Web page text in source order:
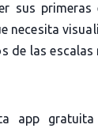
sus primeras
necesita
de las escalas
app gratuita